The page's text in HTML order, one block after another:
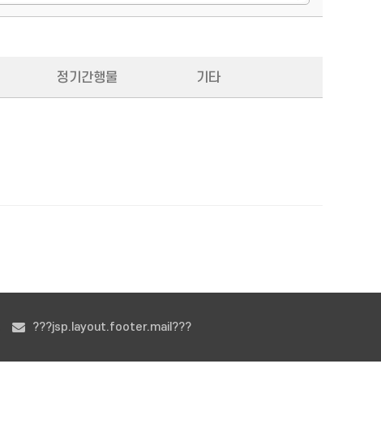
정기간행물 기타
???jsp.layout.footer.mail???